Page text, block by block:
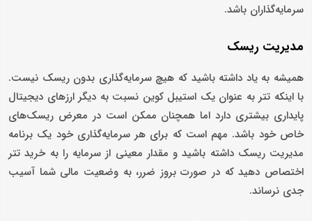
سرمایه‌گذاران باشد.
مدیریت ریسک
همیشه به یاد داشته باشید که هیچ سرمایه‌گذاری بدون ریسک نیست.
با اینکه تتر به عنوان یک استیبل کوین نسبت به دیگر ارزهای دیجیتال
پایداری بیشتری دارد اما همچنان ممکن است در معرض ریسک‌های
خاص خود باشد. مهم است که برای هر سرمایه‌گذاری خود یک برنامه
مدیریت ریسک داشته باشید و مقدار معینی از سرمایه را به خرید تتر
اختصاص دهید که در صورت بروز ضرر، به وضعیت مالی شما آسیب
جدی نرساند.